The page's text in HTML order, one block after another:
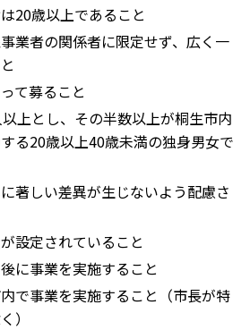
20歳以上であること
業者の関係者に限定せず、広く一
て募ること
上とし、その半数以上が桐生市内
る20歳以上40歳未満の独身男女で
著しい差異が生じないよう配慮さ
設定されていること
に事業を実施すること
で事業を実施すること（市長が特
）